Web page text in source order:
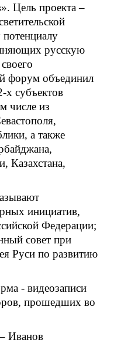
Цель проекта –
потенциалу
русскую
форум объединил
х субъектов
числе из
а также
Казахстана,
инициатив,
Федерации;
совет при
Руси по развитию
- видеозаписи
прошедших во
Иванов